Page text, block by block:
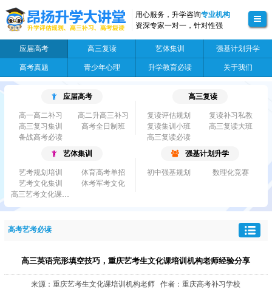
用心服务，升学咨询专业机构
资深专家一对一，针对性强
应届高考 高三复读 艺体集训 强基计划升学
高考真题 青少年心理 升学教育必读 关于我们
应届高考
高一高二补习
高二升高三补习
高三复习集训
高考全日制班
备战高考必读
高三复读
复读评估规划
复读补习私教
复读集训小班
高三复读大班
高三复读必读
艺体集训
艺考规划培训
体育高考单招
艺考文化集训
体考军考文化
高三艺考文化课集...
强基计划升学
初中强基规划 数理化竞赛
高考艺考必读
高三英语完形填空技巧，重庆艺考生文化课培训机构老师经验分享
来源：重庆艺考生文化课培训机构老师 作者：重庆高考补习学校